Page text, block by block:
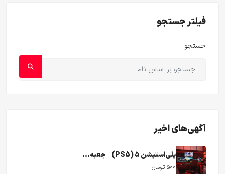
فیلتر جستجو
جستجو
آگهی‌های اخیر
پلی‌استیشن ۵ (PS5) – جعبه...
500 تومان